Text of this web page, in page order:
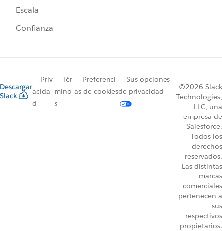
Escala
Confianza
Descargar
Slack
Priv
acida
d
Tér
mino
s
Preferenci
as de cookies
Sus opciones
de privacidad
©2026 Slack
Technologies,
LLC, una
empresa de
Salesforce.
Todos los
derechos
reservados.
Las distintas
marcas
comerciales
pertenecen a
sus
respectivos
propietarios.